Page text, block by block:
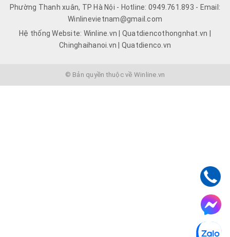
Phường Thanh xuân, TP Hà Nội - Hotline: 0949.761.893 - Email:
Winlinevietnam@gmail.com
Hệ thống Website: Winline.vn | Quatdiencothongnhat.vn |
Chinghaihanoi.vn | Quatdienco.vn
© Bản quyền thuộc về Winline.vn